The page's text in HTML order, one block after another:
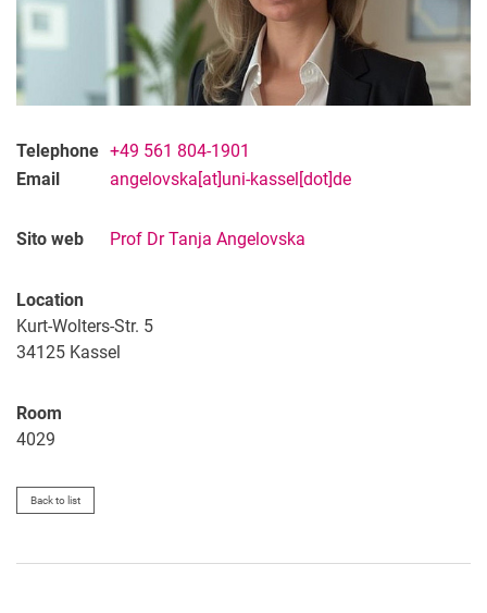
Telephone +49 561 804-1901
Email
angelovska[at]uni-kassel[dot]de
Sito web Prof Dr Tanja Angelovska
Location
Kurt-Wolters-Str. 5
34125 Kassel
Room
4029
Back to list